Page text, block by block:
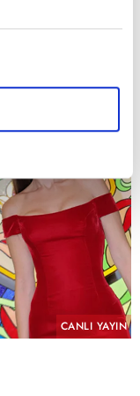
CANLI YAYIN